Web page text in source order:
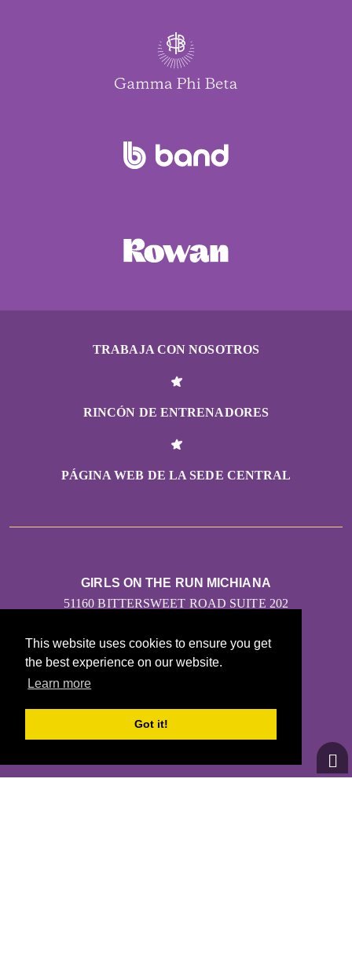
This website uses cookies to ensure you get
the best experience on our website.
Learn more
Got it!
TRABAJA CON NOSOTROS
RINCÓN DE ENTRENADORES
PÁGINA WEB DE LA SEDE CENTRAL
GOTRMICHIANA@GMAIL.COM
GIRLS ON THE RUN MICHIANA
51160 BITTERSWEET ROAD SUITE 202